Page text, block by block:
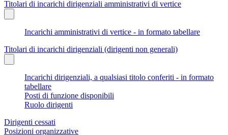
Titolari di incarichi dirigenziali amministrativi di vertice
Incarichi amministrativi di vertice - in formato tabellare
Titolari di incarichi dirigenziali (dirigenti non generali)
Incarichi dirigenziali, a qualsiasi titolo conferiti - in formato
tabellare
Posti di funzione disponibili
Ruolo dirigenti
Dirigenti cessati
Posizioni organizzative